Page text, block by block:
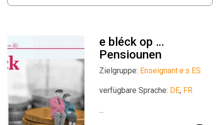
e bléck op …
Pensiounen
Zielgruppe: Enseignant·e·s ES
verfügbare Sprache: DE, FR
...